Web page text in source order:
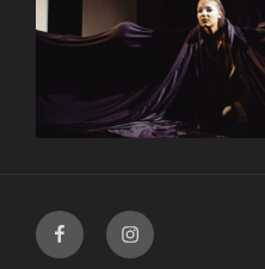
FacebookInstagram